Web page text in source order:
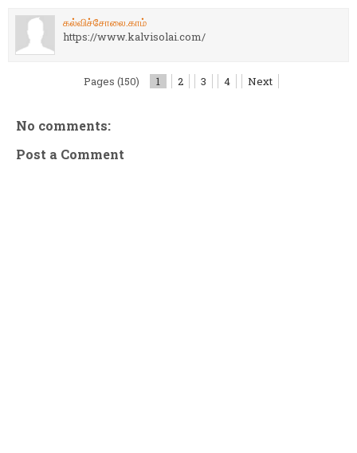
கல்விச்சோலை.காம்
https://www.kalvisolai.com/
Pages (150) 1 2 3 4 Next
No comments:
Post a Comment